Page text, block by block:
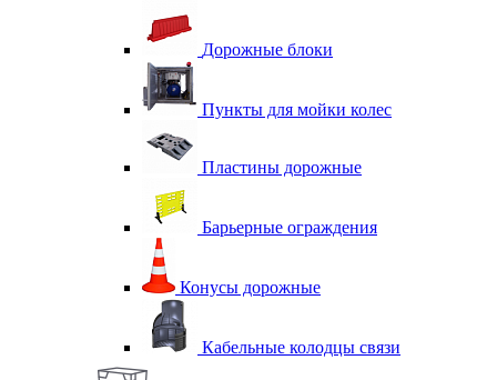
Дорожные блоки
Пункты для мойки колес
Пластины дорожные
Барьерные ограждения
Конусы дорожные
Кабельные колодцы связи